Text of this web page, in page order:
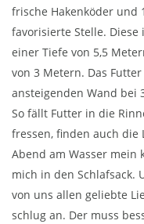
frische Hakenköder und
favorisierte Stelle.
einer Tiefe von 5,5
von 3 Metern. Das
ansteigenden Wand bei
So fällt Futter in die
fressen, finden auch die
Abend am Wasser
mich in den Schlafsack.
von uns allen geliebte
schlug an. Der muss